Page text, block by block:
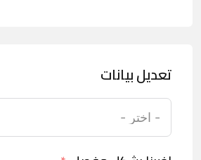
تعديل بيانات